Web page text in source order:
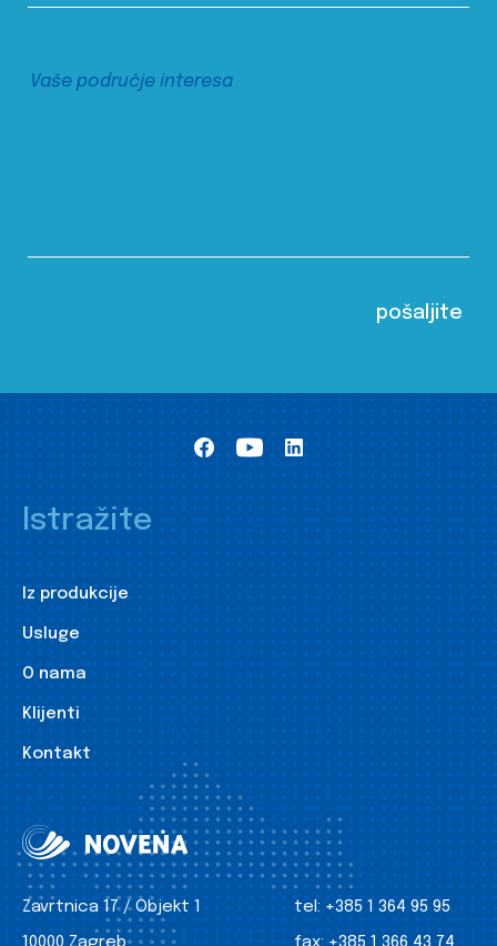
Istražite
Iz produkcije
Usluge
O nama
Klijenti
Kontakt
Zavrtnica 17 / Objekt 1
tel: +385 1 364 95 95